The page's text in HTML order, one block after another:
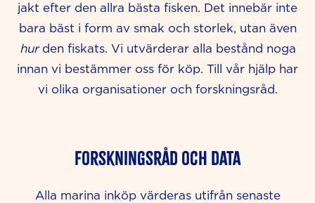
jakt efter den allra bästa fisken. Det innebär inte
bara bäst i form av smak och storlek, utan även
hur den fiskats. Vi utvärderar alla bestånd noga
innan vi bestämmer oss för köp. Till vår hjälp har
vi olika organisationer och forskningsråd.
Forskningsråd och data
Alla marina inköp värderas utifrån senaste